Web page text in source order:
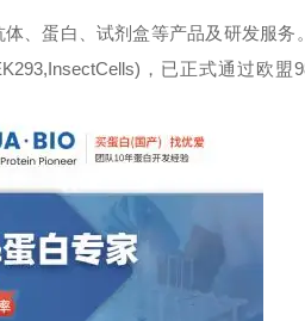
、蛋白、试剂盒等产品及研发服务
，已正式通过欧盟